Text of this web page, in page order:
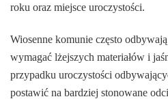
roku oraz miejsce uroczystości.
Wiosenne komunie często
wymagać lżejszych materiałów i
przypadku uroczystości
postawić na bardziej stonowane